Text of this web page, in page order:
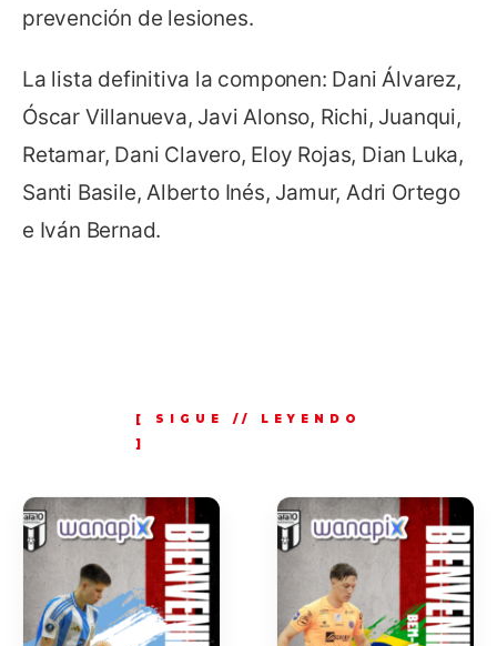
prevención de lesiones.
La lista definitiva la componen: Dani Álvarez,
Óscar Villanueva, Javi Alonso, Richi, Juanqui,
Retamar, Dani Clavero, Eloy Rojas, Dian Luka,
Santi Basile, Alberto Inés, Jamur, Adri Ortego
e Iván Bernad.